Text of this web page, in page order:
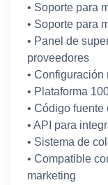
• Soporte para
• Soporte para
• Panel de
proveedores
•
• Plataforma
• Código fuente
• API para
• Sistema de
• Compatible
marketing